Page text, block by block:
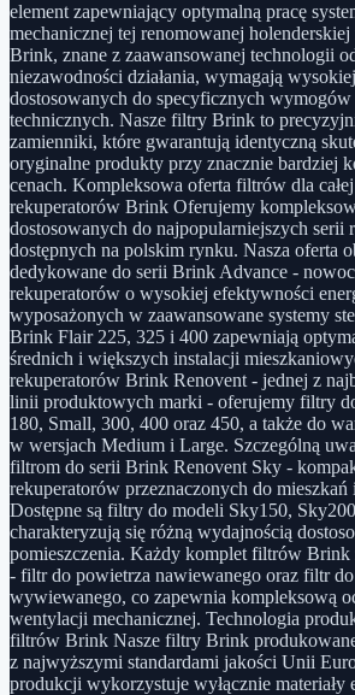
element zapewniający optymalną pracę
mechanicznej tej renomowanej
Brink, znane z zaawansowanej technologii
niezawodności działania, wymagają
dostosowanych do specyficznych
technicznych. Nasze filtry Brink to
zamienniki, które gwarantują identyczną
oryginalne produkty przy znacznie bardziej
cenach. Kompleksowa oferta filtrów dla
rekuperatorów Brink Oferujemy
dostosowanych do najpopularniejszych serii
dostępnych na polskim rynku. Nasza oferta
dedykowane do serii Brink Advance -
rekuperatorów o wysokiej efektywności
wyposażonych w zaawansowane systemy
Brink Flair 225, 325 i 400 zapewniają
średnich i większych instalacji
rekuperatorów Brink Renovent - jednej z
linii produktowych marki - oferujemy filtry
180, Small, 300, 400 oraz 450, a także do
w wersjach Medium i Large. Szczególną
filtrom do serii Brink Renovent Sky -
rekuperatorów przeznaczonych do mieszkań
Dostępne są filtry do modeli Sky150,
charakteryzują się różną wydajnością
pomieszczenia. Każdy komplet filtrów Brink
- filtr do powietrza nawiewanego oraz filtr
wywiewanego, co zapewnia kompleksową
wentylacji mechanicznej. Technologia
filtrów Brink Nasze filtry Brink
z najwyższymi standardami jakości Unii
produkcji wykorzystuje wyłącznie materiały